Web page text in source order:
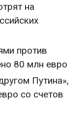
на
против
80 млн евро
Путина»,
со счетов